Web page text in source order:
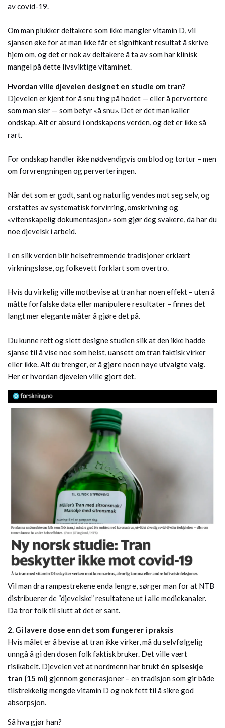
av covid-19.
Om man plukker deltakere som ikke mangler vitamin D, vil
sjansen øke for at man ikke får et signifikant resultat å skrive
hjem om, og det er nok av deltakere å ta av som har klinisk
mangel på dette livsviktige vitaminet.
Hvordan ville djevelen designet en studie om tran?
Djevelen er kjent for å snu ting på hodet — eller å pervertere
som man sier — som betyr «å snu». Det er det man kaller
ondskap. Alt er absurd i ondskapens verden, og det er ikke så
rart.
For ondskap handler ikke nødvendigvis om blod og tortur – men
om forvrengningen og perverteringen.
Når det som er godt, sant og naturlig vendes mot seg selv, og
erstattes av systematisk forvirring, omskrivning og
«vitenskapelig dokumentasjon» som gjør deg svakere, da har du
noe djevelsk i arbeid.
I en slik verden blir helsefremmende tradisjoner erklært
virkningsløse, og folkevett forklart som overtro.
Hvis du virkelig ville motbevise at tran har noen effekt – uten å
måtte forfalske data eller manipulere resultater – finnes det
langt mer elegante måter å gjøre det på.
Du kunne rett og slett designe studien slik at den ikke hadde
sjanse til å vise noe som helst, uansett om tran faktisk virker
eller ikke. Alt du trenger, er å gjøre noen nøye utvalgte valg.
Her er hvordan djevelen ville gjort det.
Vil man dra rampestrekene enda lengre, sørger man for at NTB
distribuerer de “djevelske” resultatene ut i alle mediekanaler.
Da tror folk til slutt at det er sant.
2. Gi lavere dose enn det som fungerer i praksis
Hvis målet er å bevise at tran ikke virker, må du selvfølgelig
unngå å gi den dosen folk faktisk bruker. Det ville vært
risikabelt. Djevelen vet at nordmenn har brukt én spiseskje
tran (15 ml) gjennom generasjoner – en tradisjon som gir både
tilstrekkelig mengde vitamin D og nok fett til å sikre god
absorpsjon.
Så hva gjør han?